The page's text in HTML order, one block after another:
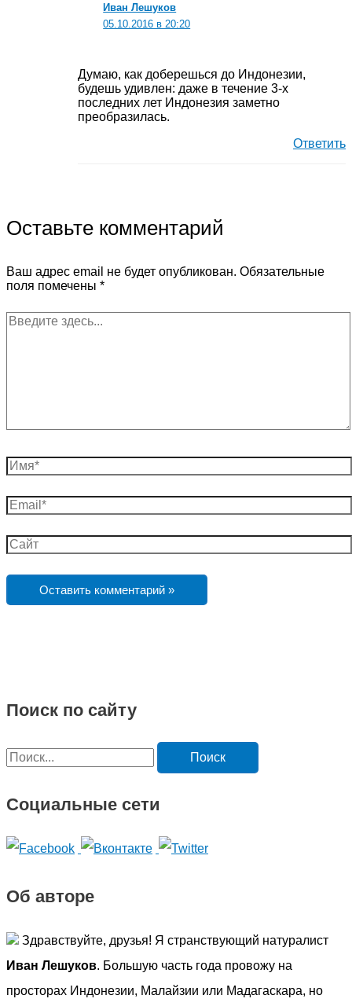
Иван Лешуков
05.10.2016 в 20:20
Думаю, как доберешься до Индонезии,
будешь удивлен: даже в течение 3-х
последних лет Индонезия заметно
преобразилась.
Ответить
Оставьте комментарий
Ваш адрес email не будет опубликован. Обязательные
поля помечены *
Введите
здесь...
Имя*
Email*
Сайт
Поиск по сайту
П
и
Социальные сети
Об авторе
Здравствуйте, друзья! Я странствующий натуралист
Иван Лешуков. Большую часть года провожу на
просторах Индонезии, Малайзии или Мадагаскара, но